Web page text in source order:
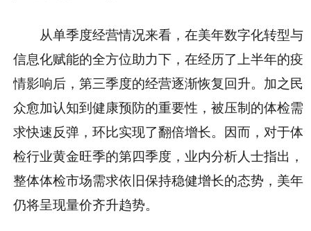
从单季度经营情况来看，在美年数字化转型与
信息化赋能的全方位助力下，在经历了上半年的疫
情影响后，第三季度的经营逐渐恢复回升。加之民
众愈加认知到健康预防的重要性，被压制的体检需
求快速反弹，环比实现了翻倍增长。因而，对于体
检行业黄金旺季的第四季度，业内分析人士指出，
整体体检市场需求依旧保持稳健增长的态势，美年
仍将呈现量价齐升趋势。